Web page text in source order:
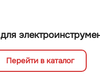
Перейти в каталог